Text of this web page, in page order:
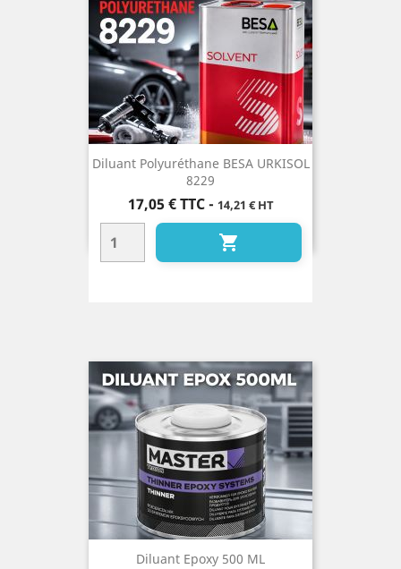
Diluant Polyuréthane BESA URKISOL
8229
Prix
17,05 € TTC- 14,21 € HT

Diluant Epoxy 500 ML